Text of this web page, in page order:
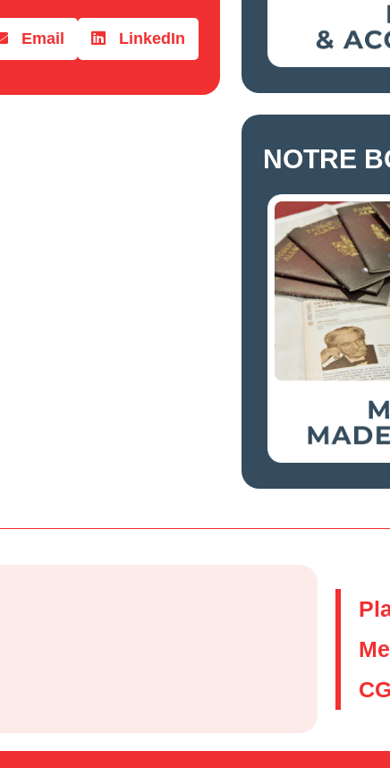
Email LinkedIn
NOTRE